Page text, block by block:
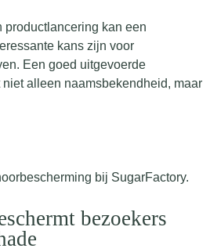
productlancering kan een
kans zijn voor
Een goed uitgevoerde
alleen naamsbekendheid, maar
bezoekers